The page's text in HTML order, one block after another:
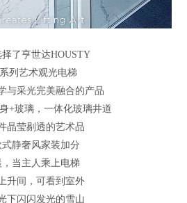
了亨世达HOUSTY
列艺术观光电梯
与采光完美融合的产品
+玻璃，一体化玻璃井道
晶莹剔透的艺术品
式静奢风家装加分
，当主人乘上电梯
升间，可看到室外
下闪闪发光的雪山